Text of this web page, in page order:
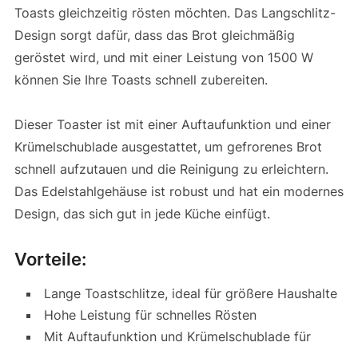
Toasts gleichzeitig rösten möchten. Das Langschlitz-
Design sorgt dafür, dass das Brot gleichmäßig
geröstet wird, und mit einer Leistung von 1500 W
können Sie Ihre Toasts schnell zubereiten.
Dieser Toaster ist mit einer Auftaufunktion und einer
Krümelschublade ausgestattet, um gefrorenes Brot
schnell aufzutauen und die Reinigung zu erleichtern.
Das Edelstahlgehäuse ist robust und hat ein modernes
Design, das sich gut in jede Küche einfügt.
Vorteile:
Lange Toastschlitze, ideal für größere Haushalte
Hohe Leistung für schnelles Rösten
Mit Auftaufunktion und Krümelschublade für